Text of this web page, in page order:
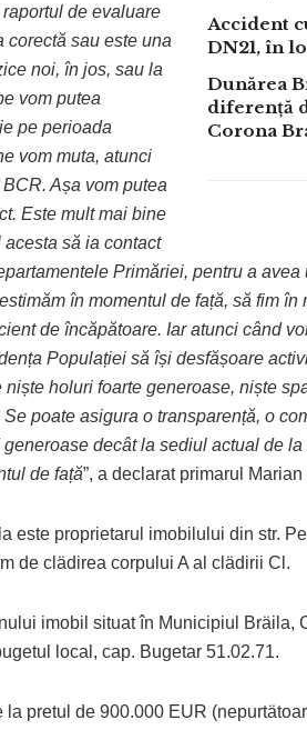
Accident
DN21, în
Dunărea
diferență
Corona
de evaluare
corectă sau este una
noi, în jos, sau la
vom putea
pe perioada
vom muta, atunci
Așa vom putea
Este mult mai bine
să ia contact
Primăriei, pentru a
în momentul de față, să fim
de încăpătoare. Iar atunci când
Populației să își desfășoare
holuri foarte generoase, niște
poate asigura o transparență, o
decât la sediul actual de
de față”, a declarat primarul Marian
este proprietarul imobilului din str.
de clädirea corpului A al clädirii Cl.
imobil situat în Municipiul Bräila,
local, cap. Bugetar 51.02.71.
pretul de 900.000 EUR